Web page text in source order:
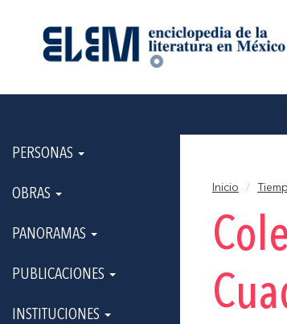
PERSONAS
OBRAS
PANORAMAS
PUBLICACIONES
INSTITUCIONES
Inicio